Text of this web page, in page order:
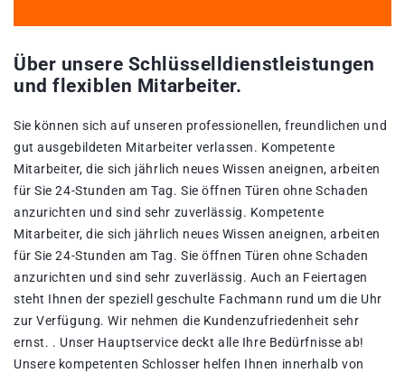
Über unsere Schlüsselldienstleistungen
und flexiblen Mitarbeiter.
Sie können sich auf unseren professionellen, freundlichen und
gut ausgebildeten Mitarbeiter verlassen. Kompetente
Mitarbeiter, die sich jährlich neues Wissen aneignen, arbeiten
für Sie 24-Stunden am Tag. Sie öffnen Türen ohne Schaden
anzurichten und sind sehr zuverlässig. Kompetente
Mitarbeiter, die sich jährlich neues Wissen aneignen, arbeiten
für Sie 24-Stunden am Tag. Sie öffnen Türen ohne Schaden
anzurichten und sind sehr zuverlässig. Auch an Feiertagen
steht Ihnen der speziell geschulte Fachmann rund um die Uhr
zur Verfügung. Wir nehmen die Kundenzufriedenheit sehr
ernst. . Unser Hauptservice deckt alle Ihre Bedürfnisse ab!
Unsere kompetenten Schlosser helfen Ihnen innerhalb von